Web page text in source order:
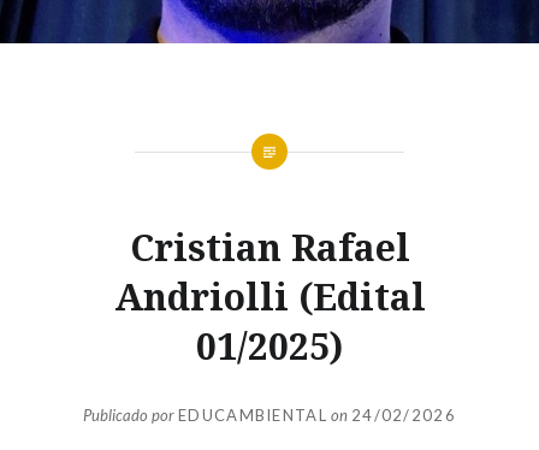
Cristian Rafael
Andriolli (Edital
01/2025)
Publicado porEDUCAMBIENTAL on 24/02/2026